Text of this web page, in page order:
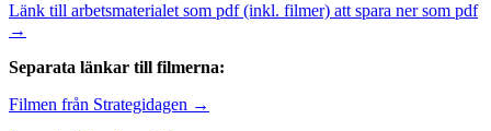
Länk till arbetsmaterialet som pdf (inkl. filmer) att spara ner som pdf
→
Separata länkar till filmerna:
Filmen från Strategidagen →